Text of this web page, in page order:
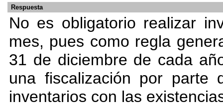
Respuesta
No es obligatorio realizar
mes, pues como regla
31 de diciembre de cada
una fiscalización por parte
inventarios con las